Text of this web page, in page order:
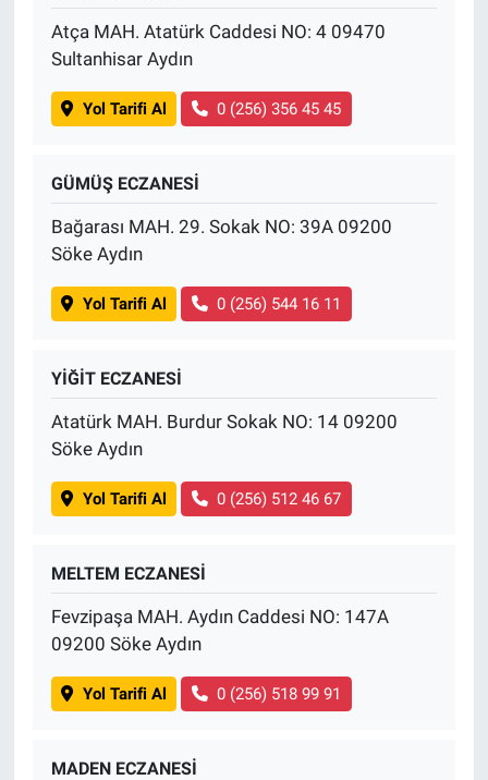
Atça MAH. Atatürk Caddesi NO: 4 09470
Sultanhisar Aydın
Yol Tarifi Al 0 (256) 356 45 45
GÜMÜŞ ECZANESİ
Bağarası MAH. 29. Sokak NO: 39A 09200
Söke Aydın
Yol Tarifi Al 0 (256) 544 16 11
YİĞİT ECZANESİ
Atatürk MAH. Burdur Sokak NO: 14 09200
Söke Aydın
Yol Tarifi Al 0 (256) 512 46 67
MELTEM ECZANESİ
Fevzipaşa MAH. Aydın Caddesi NO: 147A
09200 Söke Aydın
Yol Tarifi Al 0 (256) 518 99 91
MADEN ECZANESİ